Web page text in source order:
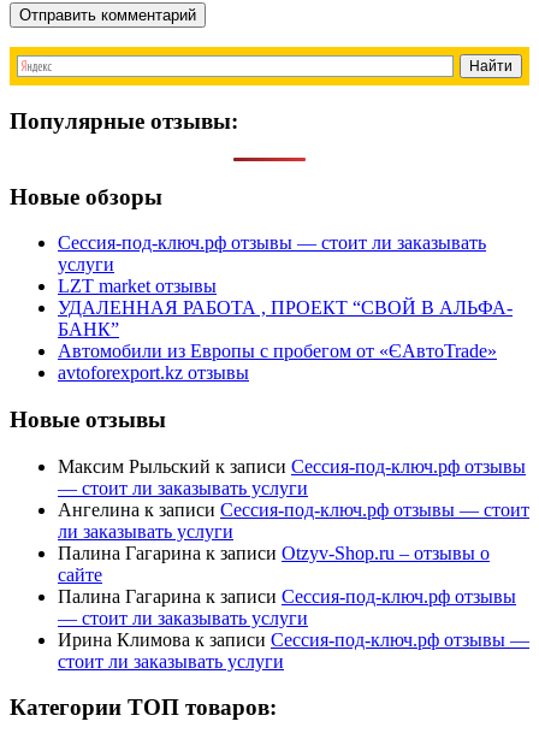
Отправить комментарий
Популярные отзывы:
Новые обзоры
Сессия-под-ключ.рф отзывы — стоит ли заказывать
услуги
LZT market отзывы
УДАЛЕННАЯ РАБОТА , ПРОЕКТ “СВОЙ В АЛЬФА-
БАНК”
Автомобили из Европы с пробегом от «ЄАвтоTrаde»
avtoforexport.kz отзывы
Новые отзывы
Максим Рыльский к записи Сессия-под-ключ.рф отзывы
— стоит ли заказывать услуги
Ангелина к записи Сессия-под-ключ.рф отзывы — стоит
ли заказывать услуги
Палина Гагарина к записи Otzyv-Shop.ru – отзывы о
сайте
Палина Гагарина к записи Сессия-под-ключ.рф отзывы
— стоит ли заказывать услуги
Ирина Климова к записи Сессия-под-ключ.рф отзывы —
стоит ли заказывать услуги
Категории ТОП товаров: